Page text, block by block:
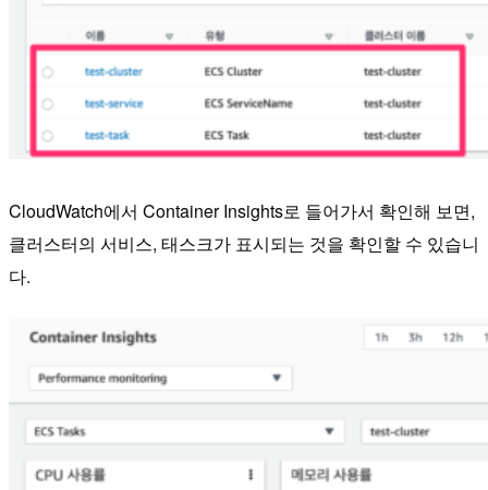
CloudWatch에서 Container Insights로 들어가서 확인해 보면,
클러스터의 서비스, 태스크가 표시되는 것을 확인할 수 있습니
다.